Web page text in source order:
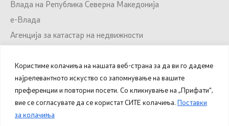
Користиме колачиња на нашата веб-страна за да ви го дадеме
најрелевантното искуство со запомнување на вашите
преференции и повторни посети. Со кликнување на „Прифати“,
вие се согласувате да се користат СИТЕ колачиња. Поставки
за колачиња
Влада на Република Северна Македонија
е-Влада
Агенција за катастар на недвижности
Портал за отворени податоци
Национален Портал за е-Услуги